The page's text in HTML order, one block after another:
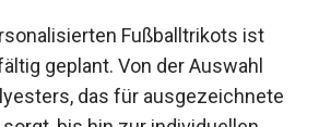
Fußballtrikots ist
geplant. Von der Auswahl